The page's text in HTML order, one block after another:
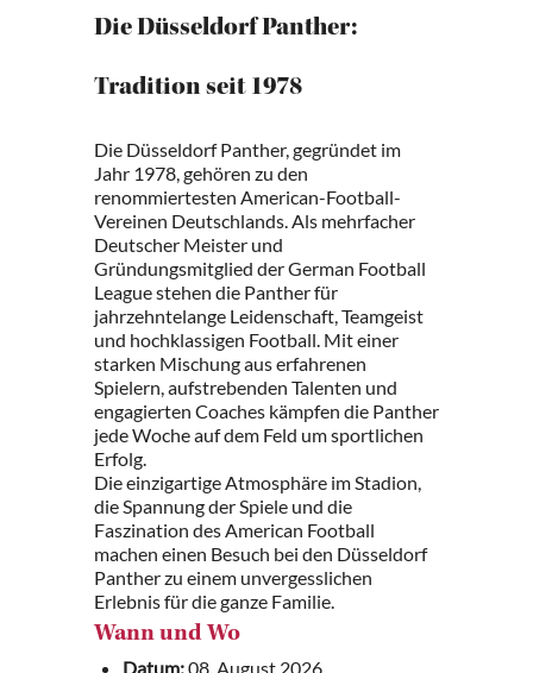
Die Düsseldorf Panther:
Tradition seit 1978
Die Düsseldorf Panther, gegründet im
Jahr 1978, gehören zu den
renommiertesten American-Football-
Vereinen Deutschlands. Als mehrfacher
Deutscher Meister und
Gründungsmitglied der German Football
League stehen die Panther für
jahrzehntelange Leidenschaft, Teamgeist
und hochklassigen Football. Mit einer
starken Mischung aus erfahrenen
Spielern, aufstrebenden Talenten und
engagierten Coaches kämpfen die Panther
jede Woche auf dem Feld um sportlichen
Erfolg.
Die einzigartige Atmosphäre im Stadion,
die Spannung der Spiele und die
Faszination des American Football
machen einen Besuch bei den Düsseldorf
Panther zu einem unvergesslichen
Erlebnis für die ganze Familie.
Wann und Wo
Datum:08. August 2026